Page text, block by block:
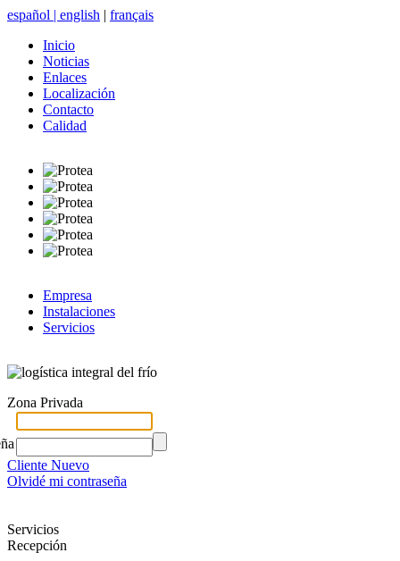
español | english | français
Inicio
Noticias
Enlaces
Localización
Contacto
Calidad
Empresa
Instalaciones
Servicios
logística integral del frío
Zona Privada
Cliente Nuevo
Olvidé mi contraseña
Servicios
Recepción